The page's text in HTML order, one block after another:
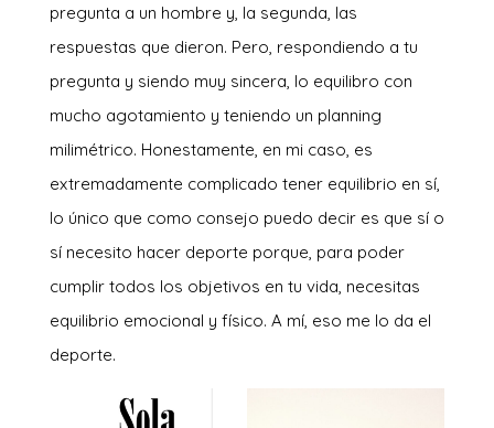
pregunta a un hombre y, la segunda, las
respuestas que dieron. Pero, respondiendo a tu
pregunta y siendo muy sincera, lo equilibro con
mucho agotamiento y teniendo un planning
milimétrico. Honestamente, en mi caso, es
extremadamente complicado tener equilibrio en sí,
lo único que como consejo puedo decir es que sí o
sí necesito hacer deporte porque, para poder
cumplir todos los objetivos en tu vida, necesitas
equilibrio emocional y físico. A mí, eso me lo da el
deporte.